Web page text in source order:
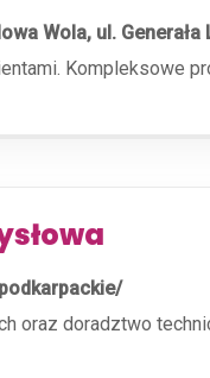
Wola, ul.
Kompleksowe
podkarpackie/
oraz doradztwo